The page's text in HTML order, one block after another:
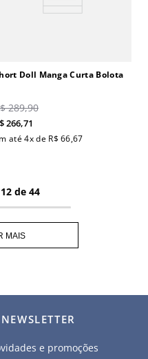
Doll Manga Curta Bolota
289,90
266,71
até4x de R$ 66,67
12 de 44
MAIS
e promoções